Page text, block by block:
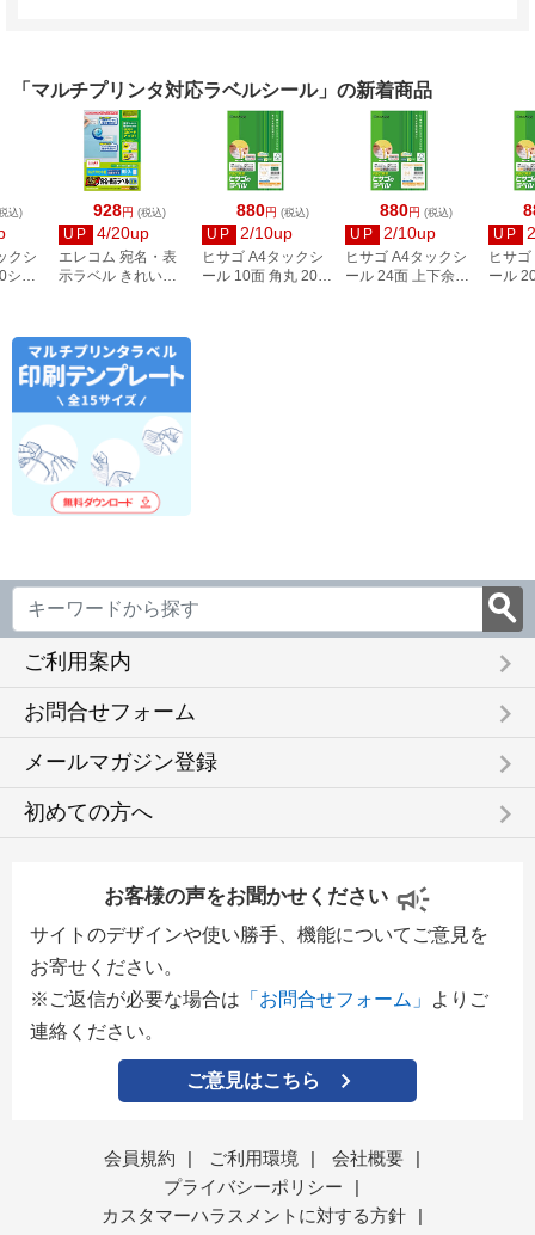
「マルチプリンタ対応ラベルシール」の新着商品
928円 (税込)
UP 4/20up
エレコム 宛名・表
示ラベル きれい貼
880円 (税込)
UP 2/10up
ヒサゴ A4タックシ
ール 10面 角丸 20シ
880円 (税込)
UP 2/10up
ヒサゴ A4タックシ
ール 24面 上下余白
UP
ヒサ
ール
込)
クシ
ー
ご利用案内 keyboard_arrow_right
お問合せフォーム keyboard_arrow_right
メールマガジン登録 keyboard_arrow_right
初めての方へ keyboard_arrow_right
お客様の声をお聞かせください
サイトのデザインや使い勝手、機能についてご意見を
お寄せください。
※ご返信が必要な場合は 「お問合せフォーム」
よりご
連絡ください。
ご意見はこちら
会員規約 | ご利用環境 | 会社概要
|
プライバシーポリシー
|
カスタマーハラスメントに対する方針
|